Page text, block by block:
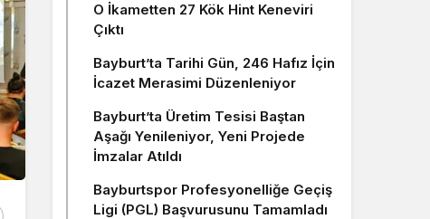
O İkametten 27 Kök Hint Keneviri
Çıktı
Bayburt’ta Tarihi Gün, 246 Hafız İçin
İcazet Merasimi Düzenleniyor
Bayburt’ta Üretim Tesisi Baştan
Aşağı Yenileniyor, Yeni Projede
İmzalar Atıldı
Bayburtspor Profesyonelliğe Geçiş
Ligi (PGL) Başvurusunu Tamamladı